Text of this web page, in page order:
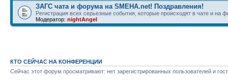
ЗАГС чата и форума на SMEHA.net! Поздравления!
Регистрация всех серьезные события, которые происходят в чате и на
Модератор: nightAngel
КТО СЕЙЧАС НА КОНФЕРЕНЦИИ
Сейчас этот форум просматривают: нет зарегистрированных пользователей и